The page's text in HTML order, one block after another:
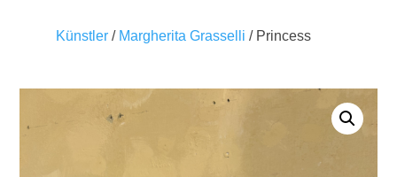
Künstler/ Margherita Grasselli / Princess